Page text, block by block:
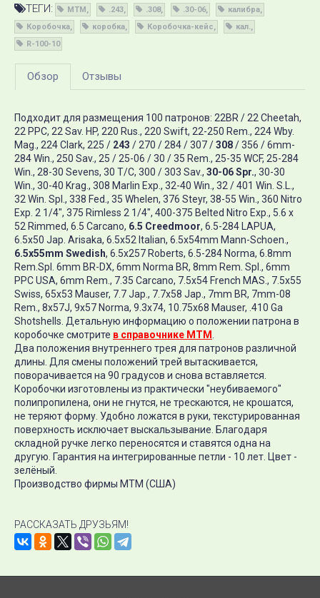
ТЕГИ: MTM .243 .308 .30-06
калибра
Коробочка
коробка Коробочка-кейс
кал.
R-100-10
Обзор Отзывы
Подходит для размещения 100 патронов: 22BR / 22 Cheetah,
22 PPC, 22 Sav. HP, 220 Rus., 220 Swift, 22-250 Rem., 224 Wby.
Mag., 224 Clark, 225 / 243 / 270 / 284 / 307 /308/ 356 / 6mm-
284 Win., 250 Sav., 25 / 25-06 / 30 / 35 Rem., 25-35 WCF, 25-284
Win., 28-30 Sevens, 30 T/C, 300 / 303 Sav., 30-06 Spr., 30-30
Win., 30-40 Krag., 308 Marlin Exp., 32-40 Win., 32 / 401 Win. S.L.,
32 Win. Spl., 338 Fed., 35 Whelen, 376 Steyr, 38-55 Win., 360 Nitro
Exp. 2 1/4", 375 Rimless 2 1/4", 400-375 Belted Nitro Exp., 5.6 x
52 Rimmed, 6.5 Carcano, 6.5 Creedmoor, 6.5-284 LAPUA,
6.5x50 Jap. Arisaka, 6.5x52 Italian, 6.5x54mm Mann-Schoen.,
6.5x55mm Swedish, 6.5x257 Roberts, 6.5-284 Norma, 6.8mm
Rem.Spl. 6mm BR-DX, 6mm Norma BR, 8mm Rem. Spl., 6mm
PPC USA, 6mm Rem., 7.35 Carcano, 7.5x54 French MAS., 7.5x55
Swiss, 65x53 Mauser, 7.7 Jap., 7.7x58 Jap., 7mm BR, 7mm-08
Rem., 8x57J, 9x57 Norma, 9.3x74, 10.75x68 Mauser, .410 Ga
Shotshells. Детальную информацию о положении патрона в
коробочке смотрите в справочнике MTM
Два положения внутреннего трея для патронов различной
длины. Для смены положений трей вытаскивается,
поворачивается на 90 градусов и снова вставляется.
Коробочки изготовлены из практически "неубиваемого"
полипропилена, они не гнутся, не трескаются, не крошатся,
не теряют форму. Удобно ложатся в руки, текстурированная
поверхность исключает выскальзывание. Благодаря
складной ручке легко переносятся и ставятся одна на
другую. Гарантия на интегрированные петли - 10 лет. Цвет -
зелёный.
Производство фирмы МТМ (США)
РАССКАЗАТЬ ДРУЗЬЯМ!